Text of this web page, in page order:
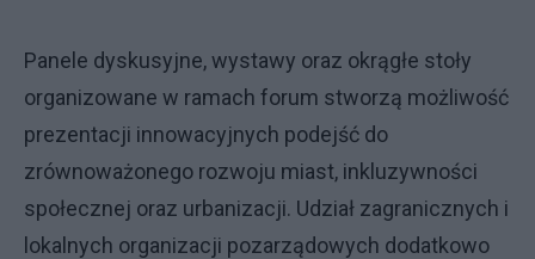
Panele dyskusyjne, wystawy oraz okrągłe stoły
organizowane w ramach forum stworzą możliwość
prezentacji innowacyjnych podejść do
zrównoważonego rozwoju miast, inkluzywności
społecznej oraz urbanizacji. Udział zagranicznych i
lokalnych organizacji pozarządowych dodatkowo